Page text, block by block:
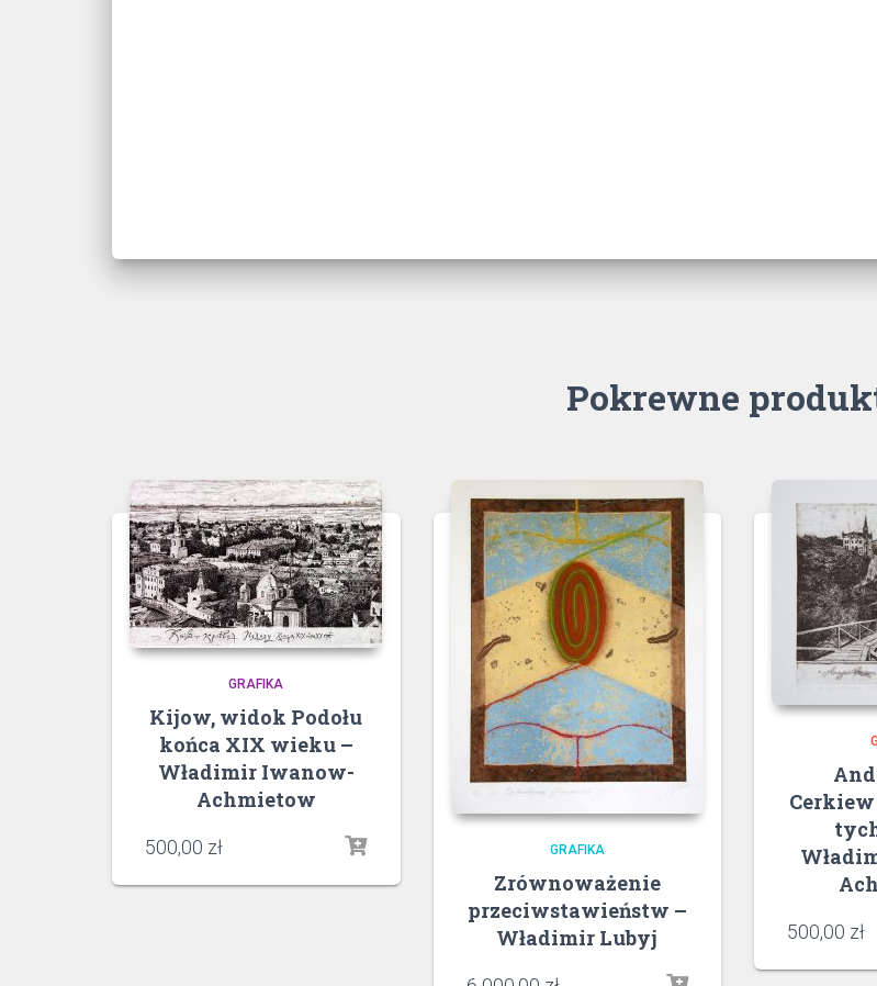
Pokrewne
GRAFIKA
Kijow, widok Podołu
końca XIX wieku –
Władimir Iwanow-
Achmietow
500,00 zł GRAFIKA
Zrównoważenie
przeciwstawieństw –
Władimir Lubyj
500,00 zł